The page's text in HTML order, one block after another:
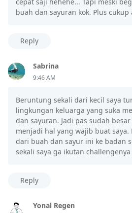
buah dan sayuran kok. Plus
Reply
Sabrina
9:46 AM
Beruntung sekali dari kecil saya
lingkungan keluarga yang suka
dan sayuran. Jadi pas sudah
menjadi hal yang wajib buat saya.
dari buah dan sayur ini ke badan
sekali saya ga ikutan
Reply
Yonal Regen